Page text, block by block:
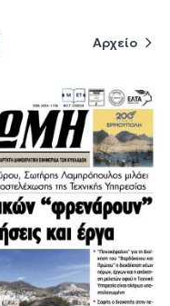
Αρχείο